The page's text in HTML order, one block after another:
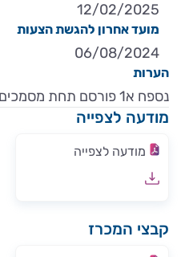
12/02/2025
מועד אחרון להגשת הצעות
06/08/2024
הערות
נספח א1 פורסם תחת מסמכים נלווים
מודעה לצפייה
מודעה לצפייה
קבצי המכרז